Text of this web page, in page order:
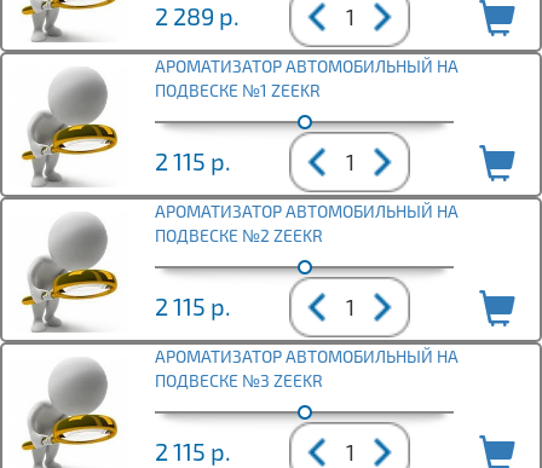
2 289 р.
АРОМАТИЗАТОР АВТОМОБИЛЬНЫЙ НА
ПОДВЕСКЕ №1 ZEEKR
2 115 р.
АРОМАТИЗАТОР АВТОМОБИЛЬНЫЙ НА
ПОДВЕСКЕ №2 ZEEKR
2 115 р.
АРОМАТИЗАТОР АВТОМОБИЛЬНЫЙ НА
ПОДВЕСКЕ №3 ZEEKR
2 115 р.